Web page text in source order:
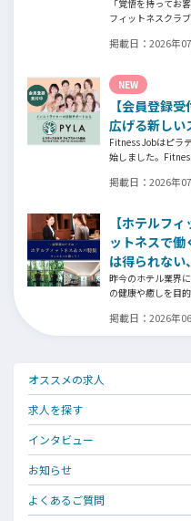
「覚悟を持ってお
フィットネスクラ
図ったパーソナル
フィットネスクラ
にする仕組みだろ
客様との絆を築き
掲載日： 2026年
NEW
【会員登録
広げる新しい
Fitness Jobはピラ
始しました。
ートをしていきま
掲載日： 2026年
【ホテルフ
ットネスで
は得られない
昨今のホテル業界
の健康や癒しを目
ガインストラクタ
ー、コンディショ
掲載日： 2026年
オススメの求人
求人を探す
インタビュー
お知らせ
よくあるご質問